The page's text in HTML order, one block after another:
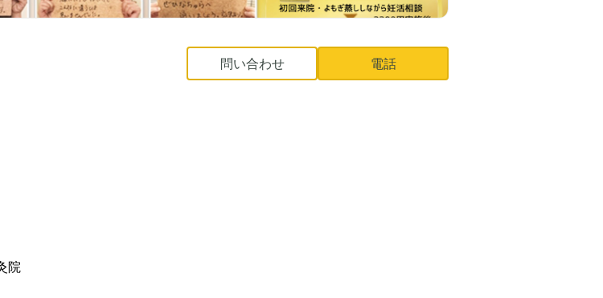
問い合わせ 電話
院